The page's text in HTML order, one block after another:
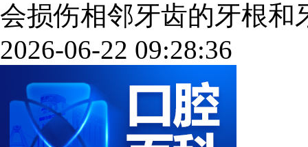
会损伤相邻牙齿的牙根和
2026-06-22 09:28:36